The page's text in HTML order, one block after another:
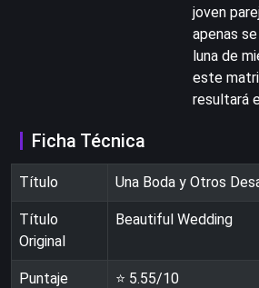
joven
apenas
luna de
este
resultará
Ficha Técnica
Título Una Boda y Otros
Título
Original
Beautiful Wedding
Puntaje ⭐ 5.55/10